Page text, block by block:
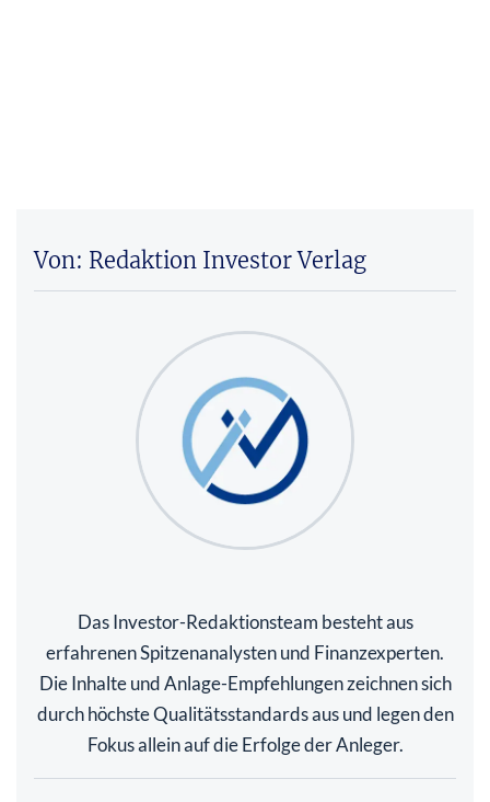
Von: Redaktion Investor Verlag
Das Investor-Redaktionsteam besteht aus
erfahrenen Spitzenanalysten und Finanzexperten.
Die Inhalte und Anlage-Empfehlungen zeichnen sich
durch höchste Qualitätsstandards aus und legen den
Fokus allein auf die Erfolge der Anleger.